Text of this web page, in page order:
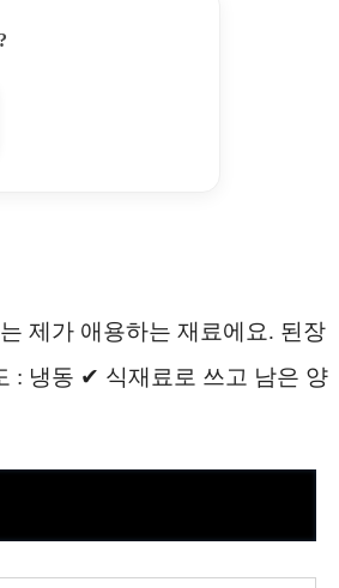
제가 애용하는 재료에요. 된장
: 냉동 ✔ 식재료로 쓰고 남은 양